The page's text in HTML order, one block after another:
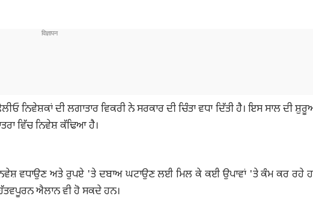
ਨਿਵੇਸ਼ਕਾਂ ਦੀ ਲਗਾਤਾਰ ਵਿਕਰੀ ਨੇ ਸਰਕਾਰ ਦੀ ਚਿੰਤਾ ਵਧਾ ਦਿੱਤੀ ਹੈ। ਇਸ ਸਾਲ ਦੀ
ਵਿੱਚ ਨਿਵੇਸ਼ ਕੱਢਿਆ ਹੈ।
ਵਧਾਉਣ ਅਤੇ ਰੁਪਏ 'ਤੇ ਦਬਾਅ ਘਟਾਉਣ ਲਈ ਮਿਲ ਕੇ ਕਈ ਉਪਾਵਾਂ 'ਤੇ ਕੰਮ ਕਰ ਰਹੇ
ਐਲਾਨ ਵੀ ਹੋ ਸਕਦੇ ਹਨ।